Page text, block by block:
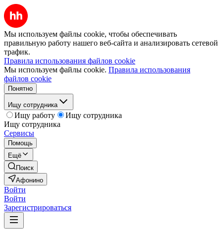
Мы используем файлы cookie, чтобы обеспечивать
правильную работу нашего веб-сайта и анализировать сетевой
трафик.
Правила использования файлов cookie
Мы используем файлы cookie. Правила использования
файлов cookie
Понятно
Ищу сотрудника
Ищу работу
Ищу сотрудника
Ищу сотрудника
Сервисы
Помощь
Ещё
Поиск
Афонино
Войти
Войти
Зарегистрироваться